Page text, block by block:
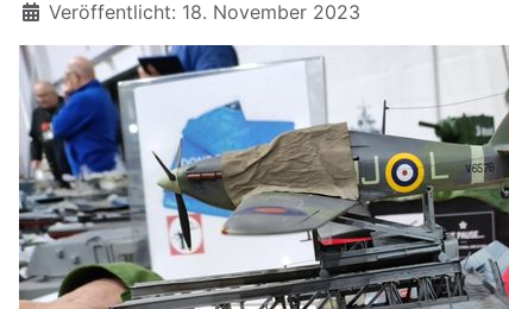
Details
Veröffentlicht: 18. November 2023